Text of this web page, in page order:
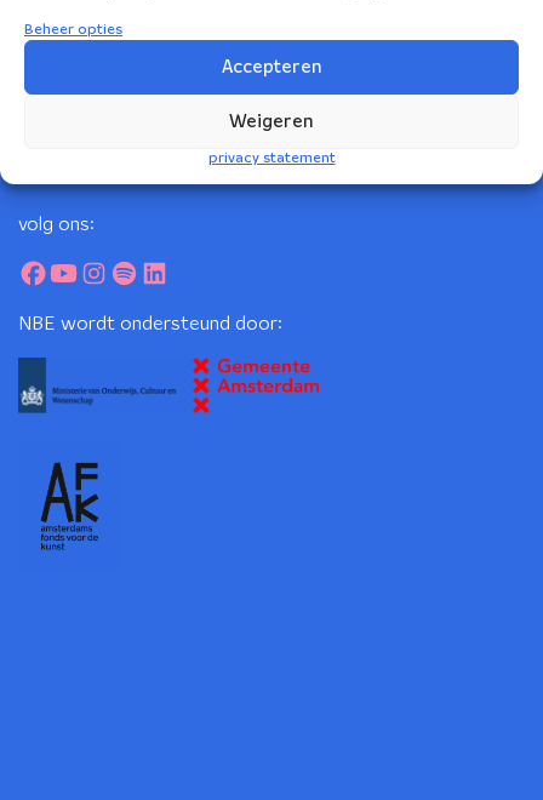
Beheer opties
Accepteren
Weigeren
privacy statement
Korte Leidsedwarsstraat 12
volg ons:
NBE wordt ondersteund door: